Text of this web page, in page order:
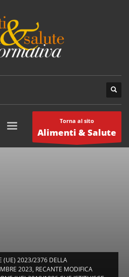
Torna al sito
Alimenti & Salute
(UE) 2023/2376 DELLA
2023, RECANTE MODIFICA